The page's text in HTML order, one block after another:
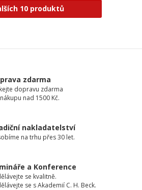
10 produktů
zdarma
dopravu zdarma
nad 1500 Kč.
nakladatelství
na trhu přes 30 let.
a Konference
se kvalitně.
se s Akademií C. H. Beck.